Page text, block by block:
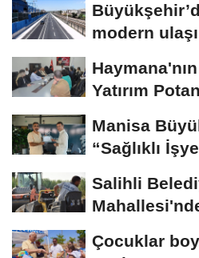
modern
Yatırım
Manisa
“Sağlıklı
Salihli
Çocuklar